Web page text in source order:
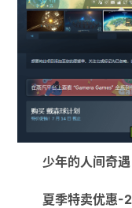
少年的人间奇遇
夏季特卖优惠-